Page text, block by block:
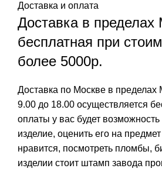
Доставка и оплата
Доставка в
бесплатная при
более 5000р.
Доставка по Москве в
9.00 до 18.00 осуществляется
оплаты у вас будет возможность
изделие, оценить его на
нравится, посмотреть пломбы,
изделии стоит штамп завода